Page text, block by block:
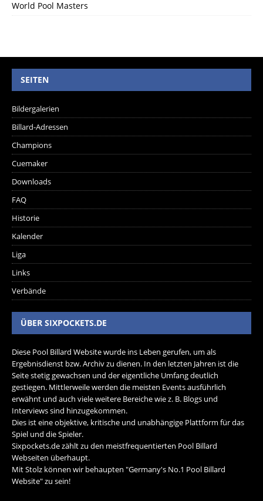
World Pool Masters
SEITEN
Bildergalerien
Billard-Adressen
Champions
Cuemaker
Downloads
FAQ
Historie
Kalender
Liga
Links
Verbände
ÜBER SIXPOCKETS.DE
Diese Pool Billard Website wurde ins Leben gerufen, um als
Ergebnisdienst bzw. Archiv zu dienen. In den letzten Jahren ist die
Seite stetig gewachsen und der eigentliche Umfang deutlich
gestiegen. Mittlerweile werden die meisten Events ausführlich
erwähnt und auch viele weitere Bereiche wie z. B. Blogs und
Interviews sind hinzugekommen.
Dies ist eine objektive, kritische und unabhängige Plattform für das
Spiel und die Spieler.
Sixpockets.de zählt zu den meistfrequentierten Pool Billard
Webseiten überhaupt.
Mit Stolz können wir behaupten "Germany's No.1 Pool Billard
Website" zu sein!